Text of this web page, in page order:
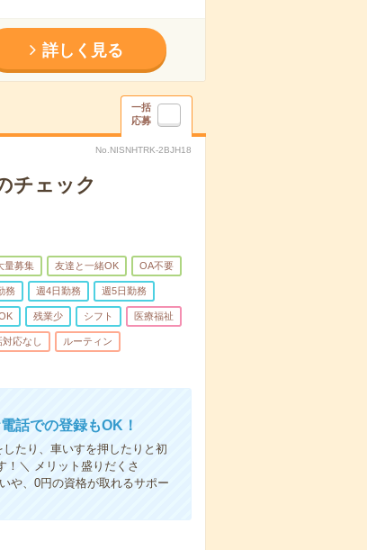
詳しく見る
一括
応募
No.NISNHTRK-2BJH18
チェック
量募集 友達と一緒OK OA不要
務 週4日勤務 週5日勤務
残業少 シフト 医療福祉
対応なし ルーティン
話での登録もOK！
たり、車いすを押したりと初
！＼ メリット盛りだくさ
や、0円の資格が取れるサポー